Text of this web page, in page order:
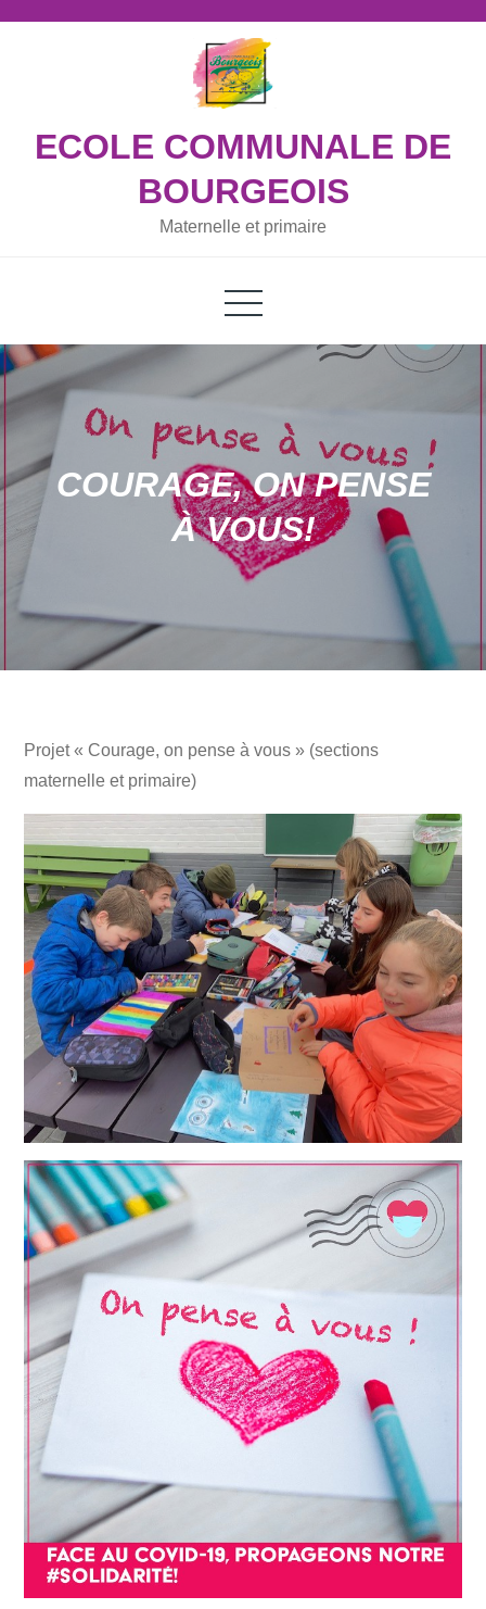
ECOLE COMMUNALE DE
BOURGEOIS
Maternelle et primaire
COURAGE, ON PENSE
À VOUS!
Projet « Courage, on pense à vous » (sections
maternelle et primaire)